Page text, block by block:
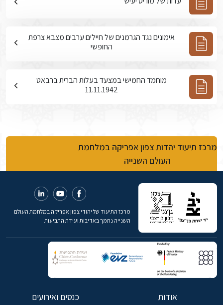
אימונים נגד הגרמנים של חיילים ערבים מצבא צרפת
החופשי
מוחמד החמישי במצעד בעלות הברית ברבאט
11.11.1942
מרכז תיעוד יהדות צפון אפריקה במלחמת
העולם השנייה
מרכז התיעוד של יהודי צפון אפריקה במלחמת העולם
השנייה נתמך באדיבות ועידת התביעות
אודות כנסים ואירועים